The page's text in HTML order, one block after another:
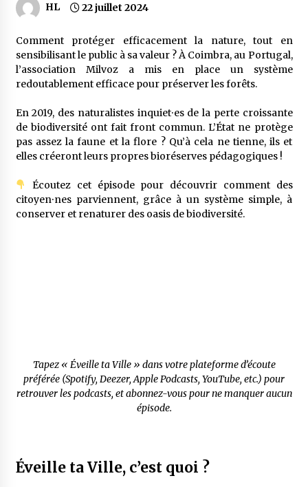
HL 22 juillet 2024
Comment protéger efficacement la nature, tout en
sensibilisant le public à sa valeur ? À Coimbra, au Portugal,
l’association Milvoz a mis en place un système
redoutablement efficace pour préserver les forêts.
En 2019, des naturalistes inquiet⸱es de la perte croissante
de biodiversité ont fait front commun. L’État ne protège
pas assez la faune et la flore ? Qu’à cela ne tienne, ils et
elles créeront leurs propres bioréserves pédagogiques !
Écoutez cet épisode pour découvrir comment des
citoyen⸱nes parviennent, grâce à un système simple, à
conserver et renaturer des oasis de biodiversité.
Tapez « Éveille ta Ville » dans votre plateforme d’écoute
préférée (Spotify, Deezer, Apple Podcasts, YouTube, etc.) pour
retrouver les podcasts, et abonnez-vous pour ne manquer aucun
épisode.
Éveille ta Ville, c’est quoi ?